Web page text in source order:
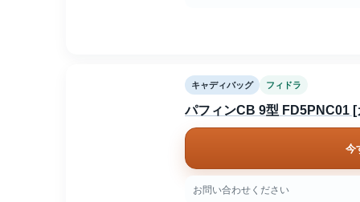
キャディバッグ フィドラ
パフィンCB 9型 FD5PNC01 [
今
お問い合わせください